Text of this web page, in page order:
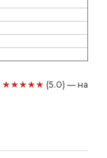
★★★★★ (5.0) — на